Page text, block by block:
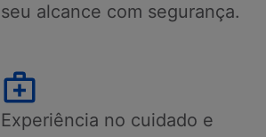
seu alcance com segurança.
Experiência no cuidado e